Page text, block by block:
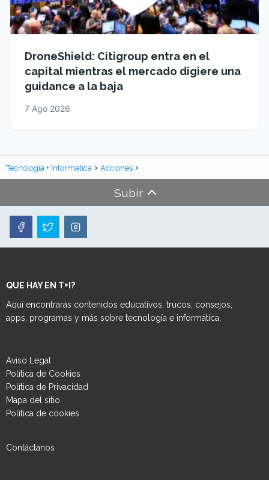
DroneShield: Citigroup entra en el
capital mientras el mercado digiere una
guidance a la baja
7 Ago 2026
Tecnología + Informática Acciones
Subir
QUE HAY EN T+I?
Aquí encontrarás contenidos educativos, trucos, consejos,
apps, programas y más sobre tecnología e informática.
Aviso Legal
Política de Cookies
Política de Privacidad
Mapa del sitio
Política de cookies
Contáctanos